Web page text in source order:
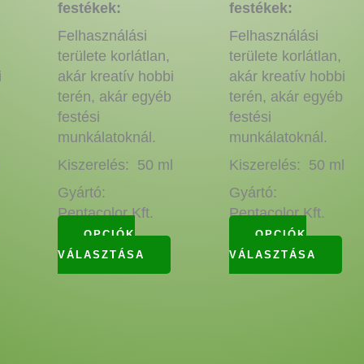
termékoldalonfestékek:
Felhasználási
területe korlátlan,
akár kreatív hobbi
terén, akár egyéb
festési
munkálatoknál.
Kiszerelés: 50 ml
Gyártó:
Pentacolor Kft.
OPCIÓK
VÁLASZTÁSA
termékoldalonfestékek:
Felhasználási
területe korlátlan,
akár kreatív hobbi
terén, akár egyéb
festési
munkálatoknál.
Kiszerelés: 50 ml
Gyártó:
Pentacolor Kft.
OPCIÓK
VÁLASZTÁSA